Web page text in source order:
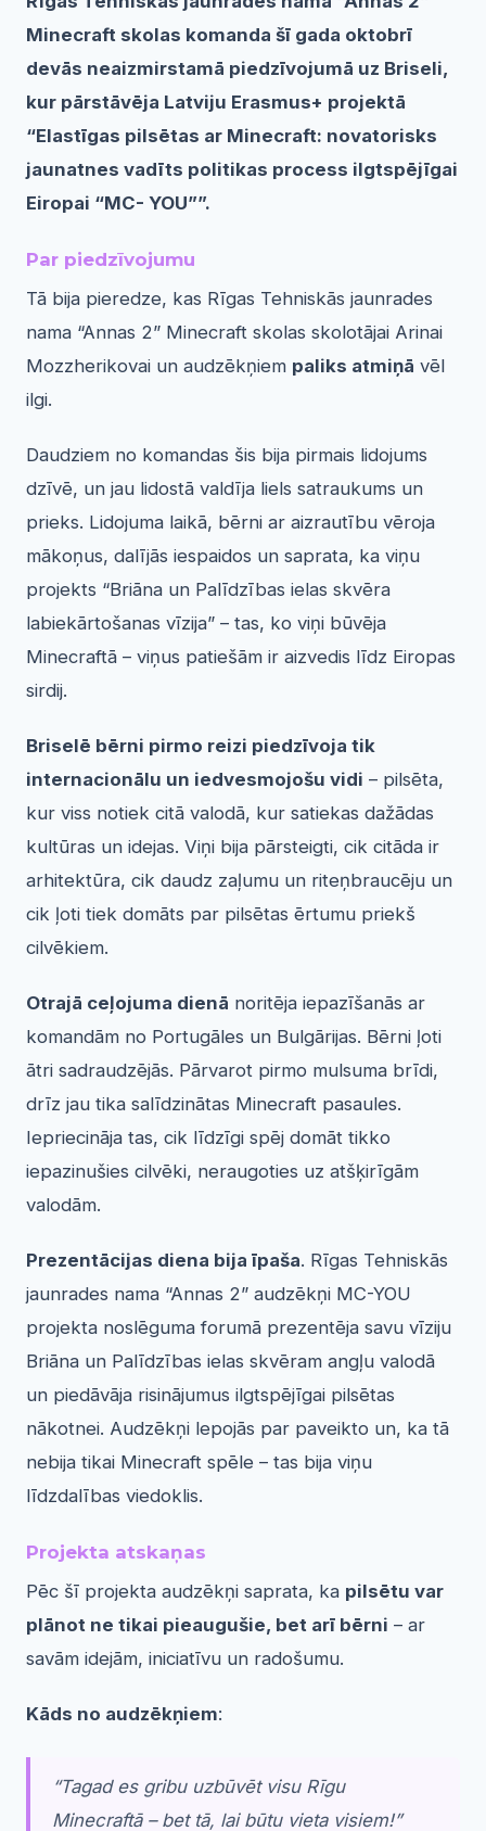
Minecraft skolas komanda šī gada oktobrī
devās neaizmirstamā piedzīvojumā uz Briseli,
kur pārstāvēja Latviju Erasmus+ projektā
“Elastīgas pilsētas ar Minecraft: novatorisks
jaunatnes vadīts politikas process ilgtspējīgai
Eiropai “MC- YOU””.
Par piedzīvojumu
Tā bija pieredze, kas Rīgas Tehniskās jaunrades
nama “Annas 2” Minecraft skolas skolotājai Arinai
Mozzherikovai un audzēkņiem paliks atmiņā vēl
ilgi.
Daudziem no komandas šis bija pirmais lidojums
dzīvē, un jau lidostā valdīja liels satraukums un
prieks. Lidojuma laikā, bērni ar aizrautību vēroja
mākoņus, dalījās iespaidos un saprata, ka viņu
projekts “Briāna un Palīdzības ielas skvēra
labiekārtošanas vīzija” – tas, ko viņi būvēja
Minecraftā – viņus patiešām ir aizvedis līdz Eiropas
sirdij.
Briselē bērni pirmo reizi piedzīvoja tik
internacionālu un iedvesmojošu vidi – pilsēta,
kur viss notiek citā valodā, kur satiekas dažādas
kultūras un idejas. Viņi bija pārsteigti, cik citāda ir
arhitektūra, cik daudz zaļumu un riteņbraucēju un
cik ļoti tiek domāts par pilsētas ērtumu priekš
cilvēkiem.
Otrajā ceļojuma dienā noritēja iepazīšanās ar
komandām no Portugāles un Bulgārijas. Bērni ļoti
ātri sadraudzējās. Pārvarot pirmo mulsuma brīdi,
drīz jau tika salīdzinātas Minecraft pasaules.
Iepriecināja tas, cik līdzīgi spēj domāt tikko
iepazinušies cilvēki, neraugoties uz atšķirīgām
valodām.
Prezentācijas diena bija īpaša. Rīgas Tehniskās
jaunrades nama “Annas 2” audzēkņi MC-YOU
projekta noslēguma forumā prezentēja savu vīziju
Briāna un Palīdzības ielas skvēram angļu valodā
un piedāvāja risinājumus ilgtspējīgai pilsētas
nākotnei. Audzēkņi lepojās par paveikto un, ka tā
nebija tikai Minecraft spēle – tas bija viņu
līdzdalības viedoklis.
Projekta atskaņas
Pēc šī projekta audzēkņi saprata, ka pilsētu var
plānot ne tikai pieaugušie, bet arī bērni – ar
savām idejām, iniciatīvu un radošumu.
Kāds no audzēkņiem:
“Tagad es gribu uzbūvēt visu Rīgu
Minecraftā – bet tā, lai būtu vieta visiem!”